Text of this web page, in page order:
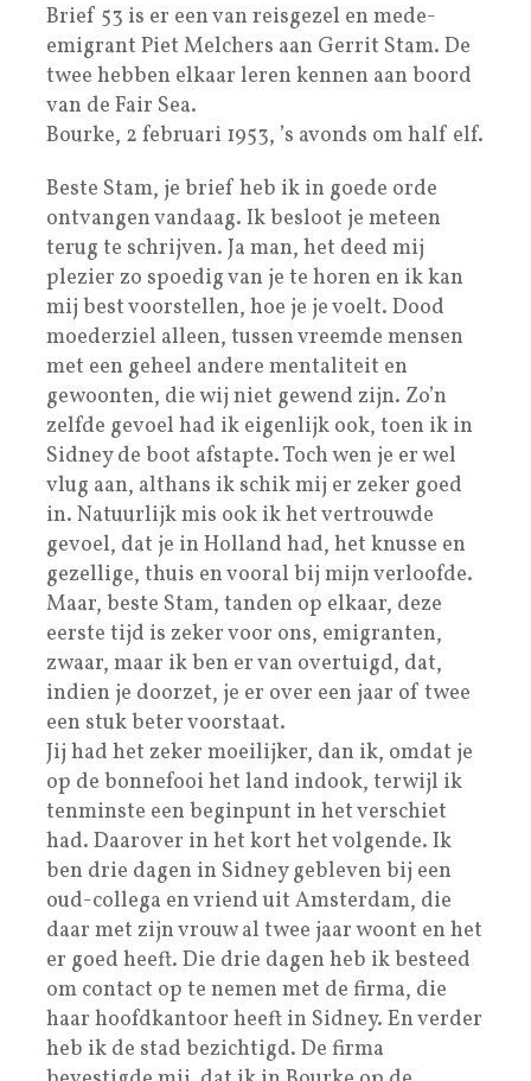
Brief 53 is er een van reisgezel en mede-
emigrant Piet Melchers aan Gerrit Stam. De
twee hebben elkaar leren kennen aan boord
van de Fair Sea.
Bourke, 2 februari 1953, ’s avonds om half elf.
Beste Stam, je brief heb ik in goede orde
ontvangen vandaag. Ik besloot je meteen
terug te schrijven. Ja man, het deed mij
plezier zo spoedig van je te horen en ik kan
mij best voorstellen, hoe je je voelt. Dood
moederziel alleen, tussen vreemde mensen
met een geheel andere mentaliteit en
gewoonten, die wij niet gewend zijn. Zo’n
zelfde gevoel had ik eigenlijk ook, toen ik in
Sidney de boot afstapte. Toch wen je er wel
vlug aan, althans ik schik mij er zeker goed
in. Natuurlijk mis ook ik het vertrouwde
gevoel, dat je in Holland had, het knusse en
gezellige, thuis en vooral bij mijn verloofde.
Maar, beste Stam, tanden op elkaar, deze
eerste tijd is zeker voor ons, emigranten,
zwaar, maar ik ben er van overtuigd, dat,
indien je doorzet, je er over een jaar of twee
een stuk beter voorstaat.
Jij had het zeker moeilijker, dan ik, omdat je
op de bonnefooi het land indook, terwijl ik
tenminste een beginpunt in het verschiet
had. Daarover in het kort het volgende. Ik
ben drie dagen in Sidney gebleven bij een
oud-collega en vriend uit Amsterdam, die
daar met zijn vrouw al twee jaar woont en het
er goed heeft. Die drie dagen heb ik besteed
om contact op te nemen met de firma, die
haar hoofdkantoor heeft in Sidney. En verder
heb ik de stad bezichtigd. De firma